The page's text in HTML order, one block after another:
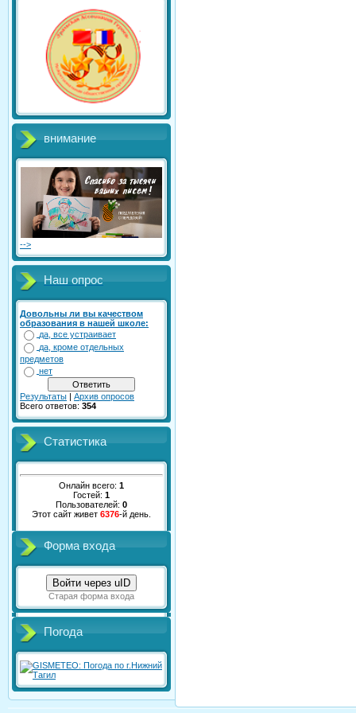
внимание
-->
Наш опрос
Довольны ли вы качеством
образования в нашей школе:
да, все устраивает
да, кроме отдельных
предметов
нет
Результаты | Архив опросов
Всего ответов: 354
Статистика
Онлайн всего: 1
Гостей: 1
Пользователей: 0
Этот сайт живет 6376-й день.
Форма входа
Войти через uID
Старая форма входа
Погода